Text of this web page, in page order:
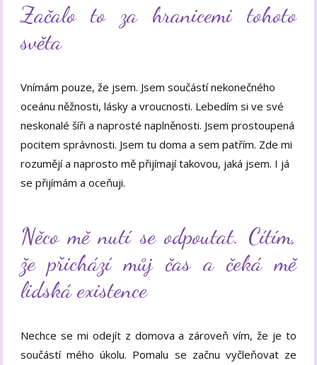
Začalo to za hranicemi tohoto
světa
Vnímám pouze, že jsem. Jsem součástí nekonečného
oceánu něžnosti, lásky a vroucnosti. Lebedím si ve své
neskonalé šíři a naprosté naplněnosti. Jsem prostoupená
pocitem správnosti. Jsem tu doma a sem patřím. Zde mi
rozumějí a naprosto mě přijímají takovou, jaká jsem. I já
se přijímám a oceňuji.
Něco mě nutí se odpoutat. Cítím,
že přichází můj čas a čeká mě
lidská existence
Nechce se mi odejít z domova a zároveň vím, že je to
součástí mého úkolu. Pomalu se začnu vyčleňovat ze